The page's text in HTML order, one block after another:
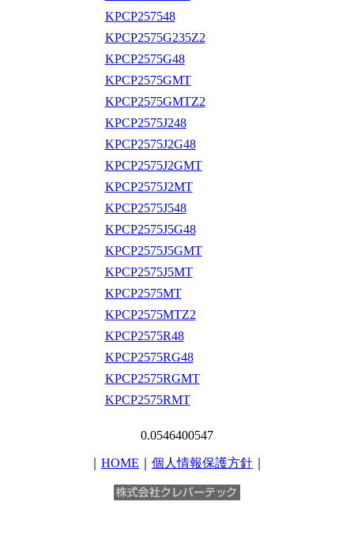
KPCP257548
KPCP2575G235Z2
KPCP2575G48
KPCP2575GMT
KPCP2575GMTZ2
KPCP2575J248
KPCP2575J2G48
KPCP2575J2GMT
KPCP2575J2MT
KPCP2575J548
KPCP2575J5G48
KPCP2575J5GMT
KPCP2575J5MT
KPCP2575MT
KPCP2575MTZ2
KPCP2575R48
KPCP2575RG48
KPCP2575RGMT
KPCP2575RMT
0.0546400547
HOME 個人情報保護方針